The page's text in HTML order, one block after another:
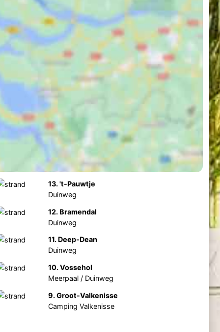
13. 't-Pauwtje
Duinweg
12. Bramendal
Duinweg
11. Deep-Dean
Duinweg
10. Vossehol
Meerpaal / Duinweg
9. Groot-Valkenisse
Camping Valkenisse